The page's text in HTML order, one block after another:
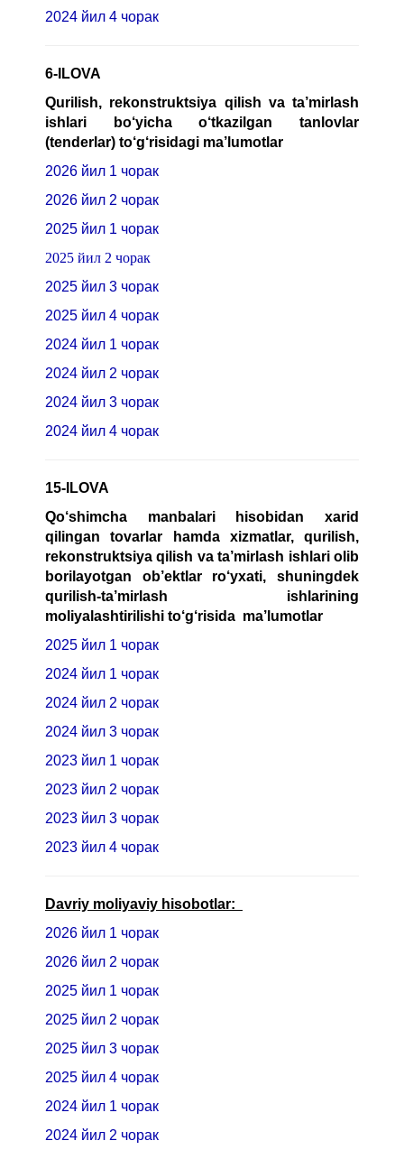
2024 йил 4 чорак
6-ILOVA
Qurilish, rekonstruktsiya qilish va ta’mirlash
ishlari bo‘yicha o‘tkazilgan tanlovlar
(tenderlar) to‘g‘risidagi ma’lumotlar
2026 йил 1 чорак
2026 йил 2 чорак
2025 йил 1 чорак
2025 йил 2 чорак
2025 йил 3 чорак
2025 йил 4 чорак
2024 йил 1 чорак
2024 йил 2 чорак
2024 йил 3 чорак
2024 йил 4 чорак
15-ILOVA
Qo‘shimcha manbalari hisobidan xarid
qilingan tovarlar hamda xizmatlar, qurilish,
rekonstruktsiya qilish va ta’mirlash ishlari olib
borilayotgan ob’ektlar ro‘yxati, shuningdek
qurilish-ta’mirlash ishlarining
moliyalashtirilishi to‘g‘risida ma’lumotlar
2025 йил 1 чорак
2024 йил 1 чорак
2024 йил 2 чорак
2024 йил 3 чорак
2023 йил 1 чорак
2023 йил 2 чорак
2023 йил 3 чорак
2023 йил 4 чорак
Davriy moliyaviy hisobotlar:
2026 йил 1 чорак
2026 йил 2 чорак
2025 йил 1 чорак
2025 йил 2 чорак
2025 йил 3 чорак
2025 йил 4 чорак
2024 йил 1 чорак
2024 йил 2 чорак